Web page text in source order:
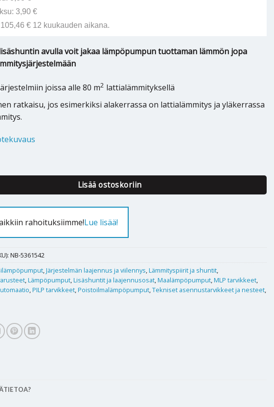
3,90 €
€ 12 kuukauden aikana.
lisäshuntin avulla voit jakaa lämpöpumpun tuottaman lämmön jopa
joissa alle 80 m2 lattialämmityksellä
ratkaisu, jos esimerkiksi alakerrassa on lattialämmitys ja yläkerrassa
ECS 40 määrä
Lisää ostoskoriin
rahoituksiimme!Lue lisää!
NB-5361542
,Järjestelmän laajennus ja viilennys,Lämmityspiirit ja shuntit,
,Lämpöpumput,Lisäshuntit ja laajennusosat,Maalämpöpumput,MLP tarvikkeet,
,PILP tarvikkeet,Poistoilmalämpöpumput,Tekniset asennustarvikkeet ja nesteet,